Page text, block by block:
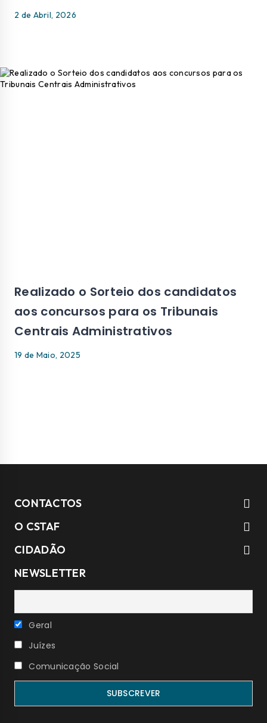
2 de Abril, 2026
Realizado o Sorteio dos candidatos
aos concursos para os Tribunais
Centrais Administrativos
19 de Maio, 2025
CONTACTOS
O CSTAF
CIDADÃO
NEWSLETTER
Geral
Juízes
Comunicação Social